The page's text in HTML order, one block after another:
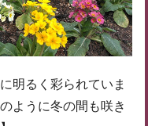
明るく彩られていま
ように冬の間も咲き